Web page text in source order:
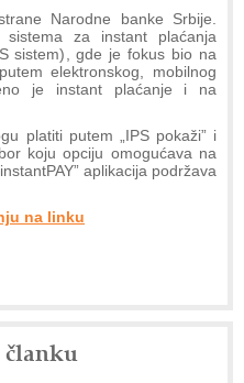
Narodne banke Srbije.
sistema za instant plaćanja
sistem), gde je fokus bio na
elektronskog, mobilnog
je instant plaćanje i na
platiti putem „IPS pokaži” i
koju opciju omogućava na
aplikacija podržava
na linku